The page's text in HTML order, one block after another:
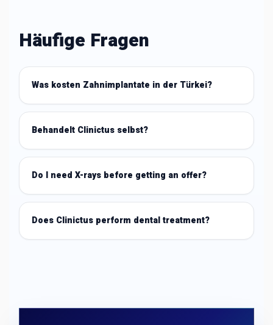
Häufige Fragen
Was kosten Zahnimplantate in der Türkei?
Behandelt Clinictus selbst?
Do I need X-rays before getting an offer?
Does Clinictus perform dental treatment?